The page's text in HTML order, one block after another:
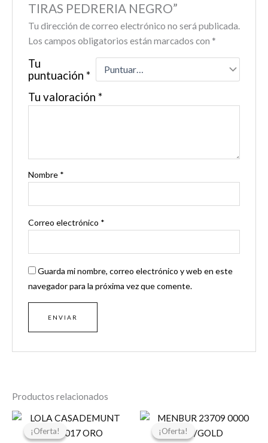
TIRAS PEDRERIA NEGRO”
Tu dirección de correo electrónico no será publicada.
Los campos obligatorios están marcados con *
Tu
puntuación *
Tu valoración *
Nombre *
Correo electrónico *
Guarda mi nombre, correo electrónico y web en este
navegador para la próxima vez que comente.
Productos relacionados
¡Oferta!
¡Oferta!
El
original
El
actual
¡Oferta!
¡Oferta!
El
original
El